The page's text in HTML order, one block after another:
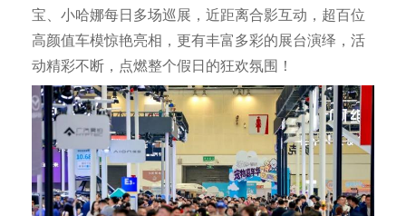
宝、小哈娜每日多场巡展，近距离合影互动，超百位
高颜值车模惊艳亮相，更有丰富多彩的展台演绎，活
动精彩不断，点燃整个假日的狂欢氛围！